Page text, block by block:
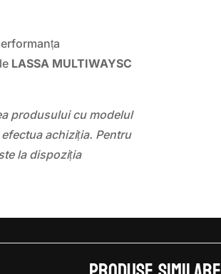
LASSA MULTIWAYSC
produsului cu modelul
achiziția. Pentru
la dispoziția